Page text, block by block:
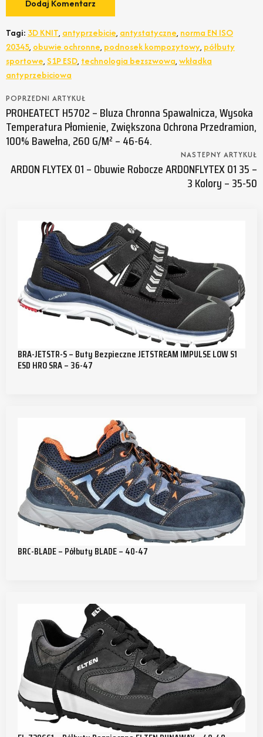
Tagi: 3D KNIT, antyprzebicie, antystatyczne, norma EN ISO
20345, obuwie ochronne, podnosek kompozytowy, półbuty
sportowe, S1P ESD, technologia bezszwowa,wkładka
antyprzebiciowa
POPRZEDNI ARTYKUŁ
PROHEATECT H5702 – Bluza Chronna Spawalnicza, Wysoka
Temperatura Płomienie, Zwiększona Ochrona Przedramion,
100% Bawełna, 260 G/m² – 46-64.
NASTEPNY ARTYKUŁ
ARDON FLYTEX O1 – Obuwie Robocze ARDONFLYTEX O1 35 –
3 Kolory – 35-50
BRA-JETSTR-S – Buty Bezpieczne JETSTREAM IMPULSE LOW S1
ESD HRO SRA – 36-47
BRC-BLADE – Półbuty BLADE – 40-47